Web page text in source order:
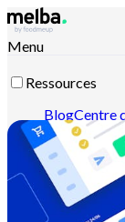
Menu
Ressources
BlogCentre
intelligent
Contactez-nous